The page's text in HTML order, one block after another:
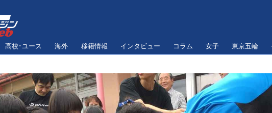
高校･ユース 海外 移籍情報 インタビュー コラム 女子 東京五輪